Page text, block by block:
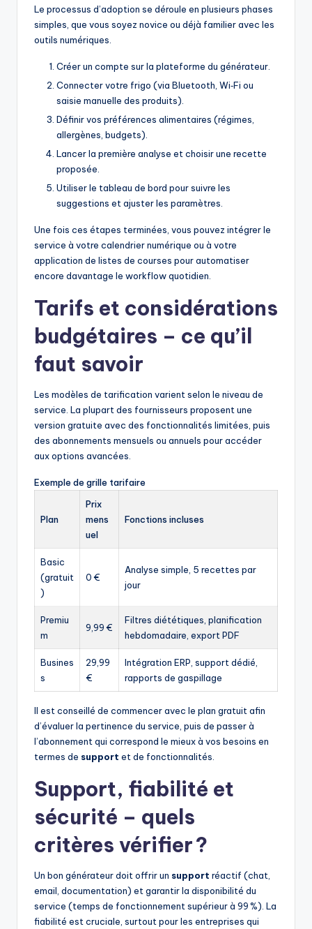
Le processus d’adoption se déroule en plusieurs phases
simples, que vous soyez novice ou déjà familier avec les
outils numériques.
Créer un compte sur la plateforme du générateur.
Connecter votre frigo (via Bluetooth, Wi‑Fi ou
saisie manuelle des produits).
Définir vos préférences alimentaires (régimes,
allergènes, budgets).
Lancer la première analyse et choisir une recette
proposée.
Utiliser le tableau de bord pour suivre les
suggestions et ajuster les paramètres.
Une fois ces étapes terminées, vous pouvez intégrer le
service à votre calendrier numérique ou à votre
application de listes de courses pour automatiser
encore davantage le workflow quotidien.
Tarifs et considérations
budgétaires – ce qu’il
faut savoir
Les modèles de tarification varient selon le niveau de
service. La plupart des fournisseurs proposent une
version gratuite avec des fonctionnalités limitées, puis
des abonnements mensuels ou annuels pour accéder
aux options avancées.
Exemple de grille tarifaire
Plan
Prix
mens
uel
Fonctions incluses
Basic
(gratuit
)
0 €
Analyse simple, 5 recettes par
jour
Premiu
m
9,99 €
Filtres diététiques, planification
hebdomadaire, export PDF
Busines
s
29,99
€
Intégration ERP, support dédié,
rapports de gaspillage
Il est conseillé de commencer avec le plan gratuit afin
d’évaluer la pertinence du service, puis de passer à
l’abonnement qui correspond le mieux à vos besoins en
termes de support et de fonctionnalités.
Support, fiabilité et
sécurité – quels
critères vérifier ?
Un bon générateur doit offrir un support réactif (chat,
email, documentation) et garantir la disponibilité du
service (temps de fonctionnement supérieur à 99 %). La
fiabilité est cruciale, surtout pour les entreprises qui